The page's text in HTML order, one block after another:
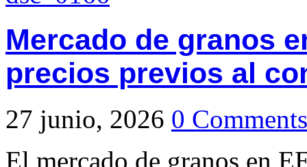
Mercado de granos
precios previos al
27 junio, 2026 0 Comments
El mercado de granos en